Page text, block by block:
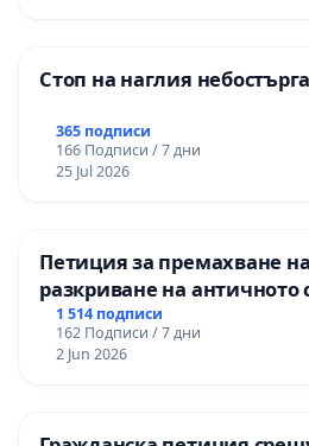
Стоп на наглия
365 подписи
166 Подписи / 7 дни
25 Jul 2026
Петиция за премахване
разкриване на античното
Могиланската могила във
1 514 подписи
162 Подписи / 7 дни
2 Jun 2026